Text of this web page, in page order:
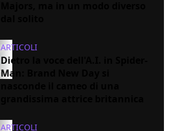
ARTICOLI
Dietro la voce dell'A.I. in Spider-
Man: Brand New Day si
ARTICOLI